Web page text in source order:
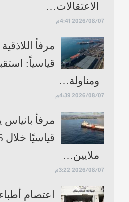
الاعتقالات…
2026/08/07 4:41م
مرفأ
ومناولة…
2026/08/07 4:39م
مرفأ
ملايين…
2026/08/07 3:22م
اعتصام